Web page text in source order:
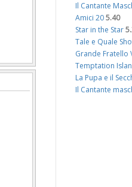
Il Cantante
Amici 20 5.40
Star in the Star
Tale e Quale
Grande Fratello
Temptation
La Pupa e il
Il Cantante